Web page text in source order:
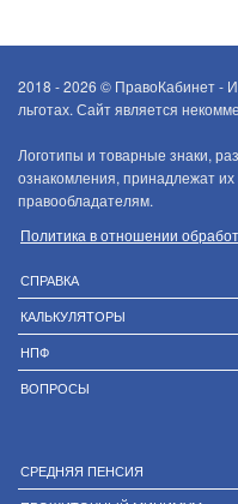
2018 - 2026 © ПравоКабинет -
льготах. Сайт является
Логотипы и товарные знаки,
ознакомления, принадлежат
правообладателям.
Политика в отношении
СПРАВКА
КАЛЬКУЛЯТОРЫ
НПФ
ВОПРОСЫ
СРЕДНЯЯ ПЕНСИЯ